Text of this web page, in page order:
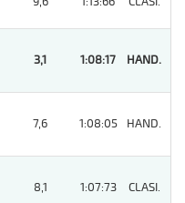
3,1 1:08:17 HAND.
7,6 1:08:05 HAND.
8,1 1:07:73 CLASI.